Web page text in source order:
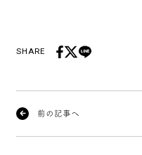
SHARE
前の記事へ